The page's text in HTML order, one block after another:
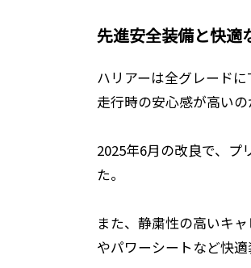
先進安全装備と快適
ハリアーは全グレード
走行時の安心感が高いの
2025年6月の改良で、プ
た。
また、静粛性の高いキ
やパワーシートなど快